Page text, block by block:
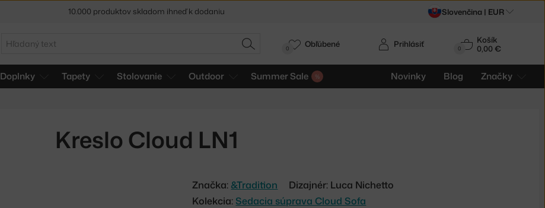
Hľadať
HĽADAŤ 0
Košík
0,00 €
Doplnky Tapety Stolovanie Outdoor Summer Sale Novinky Blog Značky
Prihlásiť
0 Obľúbené
Kreslo Cloud LN1
Značka: &Tradition
Dizajnér: Luca Nichetto
Kolekcia: Sedacia súprava Cloud Sofa
5 % zľava pre odberateľovnewslettera Slovenčina | EUR